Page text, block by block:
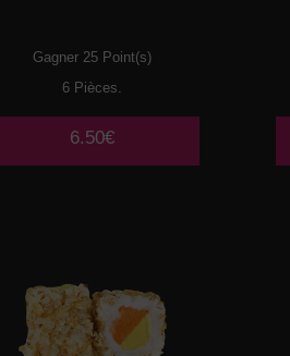
Gagner 25 Point(s)
6 Pièces.
6.50€